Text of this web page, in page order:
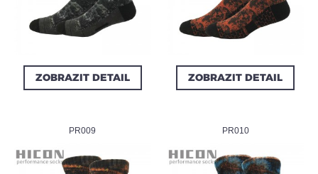
ZOBRAZIT DETAIL ZOBRAZIT DETAIL
PR009 PR010